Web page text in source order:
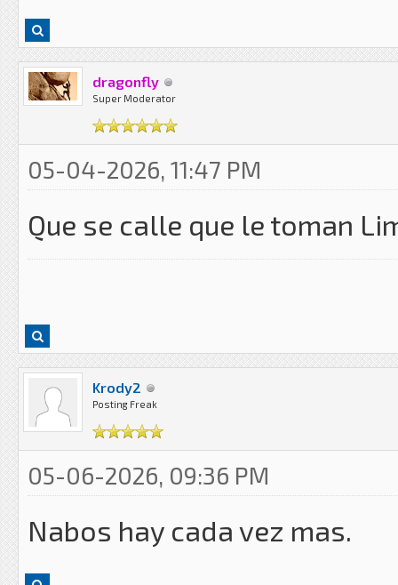
dragonfly
Super Moderator
05-04-2026, 11:47 PM
Que se calle que le toman
Krody2
Posting Freak
05-06-2026, 09:36 PM
Nabos hay cada vez mas.